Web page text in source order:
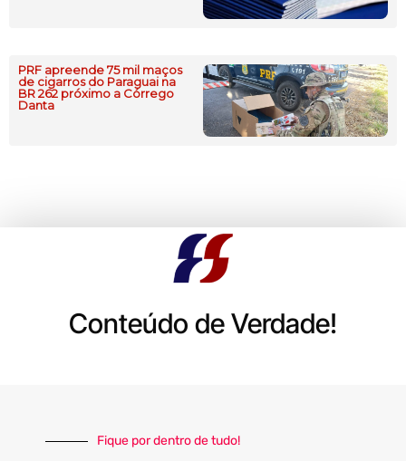
PRF apreende 75 mil maços
de cigarros do Paraguai na
BR 262 próximo a Córrego
Danta
Conteúdo de Verdade!
Fique por dentro de tudo!